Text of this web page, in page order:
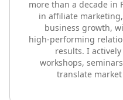
more than a decade in
in affiliate
business growth,
high-performing
results. I
workshops,
translate